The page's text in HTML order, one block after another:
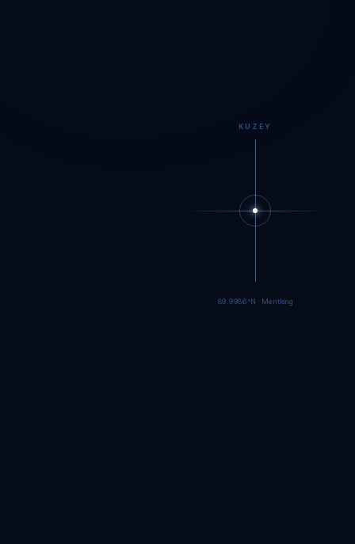
KUZEY
89.9983°N · Meritking